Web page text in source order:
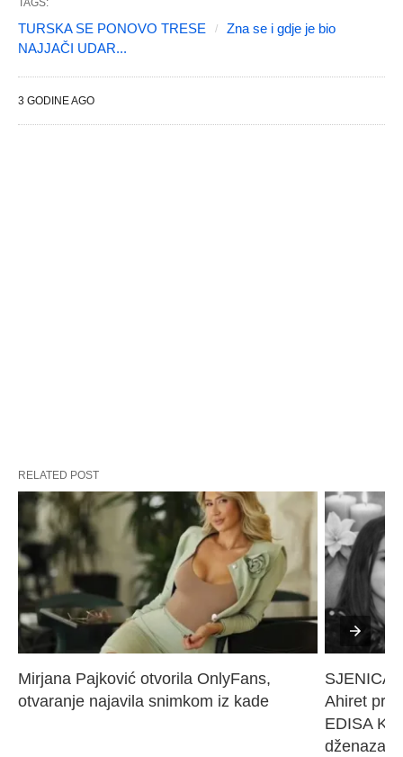
TURSKA SE PONOVO TRESE
Zna se i gdje je bio
NAJJAČI UDAR...
3 GODINE AGO
RELATED POST
Mirjana Pajković otvorila OnlyFans,
otvaranje najavila snimkom iz kade
SJENICA
Ahiret
EDISA
dženaza